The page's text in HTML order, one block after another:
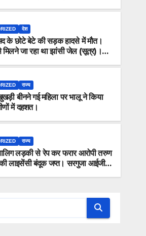
लड़की से रेप कर फरार
सरगुजा आईजी ने
गिरफ्तार।”
ALOK SHUKLA
देश
के छोटे बेटे की सड़क हादसे में मौत।
मिलने जा रहा था झांसी जेल (सूत्र)।
राज्य
बीनने गई महिला पर भालू ने किया
में दहशत।
राज्य
लड़की से रेप कर फरार आरोपी तरुण
लाइसेंसी बंदूक जप्त। सरगुजा आईजी ने